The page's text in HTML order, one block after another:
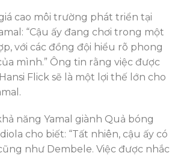
cao môi trường phát triển tại
“Cậu ấy đang chơi trong một
với các đồng đội hiểu rõ phong
mình.” Ông tin rằng việc được
Flick sẽ là một lợi thế lớn cho
năng Yamal giành Quả bóng
cho biết: “Tất nhiên, cậu ấy có
như Dembele. Việc được nhắc